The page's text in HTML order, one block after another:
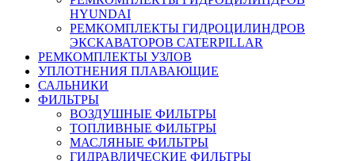
HYUNDAI
РЕМКОМПЛЕКТЫ ГИДРОЦИЛИНДРОВ
ЭКСКАВАТОРОВ CATERPILLAR
РЕМКОМПЛЕКТЫ УЗЛОВ
УПЛОТНЕНИЯ ПЛАВАЮЩИЕ
САЛЬНИКИ
ФИЛЬТРЫ
ВОЗДУШНЫЕ ФИЛЬТРЫ
ТОПЛИВНЫЕ ФИЛЬТРЫ
МАСЛЯНЫЕ ФИЛЬТРЫ
ГИДРАВЛИЧЕСКИЕ ФИЛЬТРЫ